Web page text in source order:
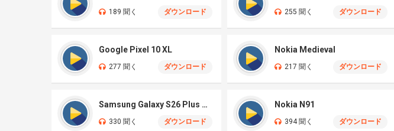
189 聞く ダウンロード 255 聞く ダウンロード
Google Pixel 10 XL
277 聞く ダウンロード
Nokia Medieval
217 聞く ダウンロード
Samsung Galaxy S26 Plus オリジナル
330 聞く ダウンロード
Nokia N91
394 聞く ダウンロード